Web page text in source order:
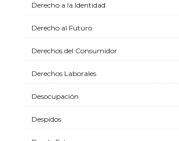
Derecho a la Identidad
Derecho al Futuro
Derechos del Consumidor
Derechos Laborales
Desocupación
Despidos